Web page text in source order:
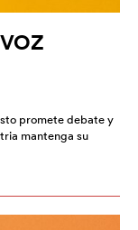
promete debate y
mantenga su